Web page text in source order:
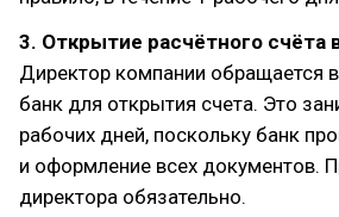
3. Открытие расчётного счёта
Директор компании обращается
банк для открытия счета. Это
рабочих дней, поскольку банк
и оформление всех документов.
директора обязательно.